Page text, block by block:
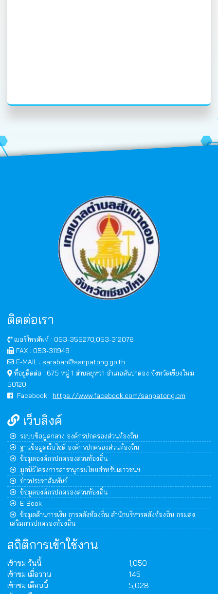
ติดต่อเรา
เบอร์โทรศัพท์ : 053-355270,053-312076
FAX : 053-311949
E-MAIL : saraban@sanpatong.go.th
ที่อยู่ติดต่อ : 675 หมู่ 1 ตำบลยุหว่า อำเภอสันป่าตอง จังหวัดเชียงใหม่
50120
Facebook : https://www.facebook.com/sanpatong.cm
เว็บลิงค์
ระบบข้อมูลกลาง องค์กรปกครองส่วนท้องถิ่น
ฐานข้อมูลเว็บไซต์ องค์กรปกครองส่วนท้องถิ่น
ข้อมูลองค์กรปกครองส่วนท้องถิ่น
มูลนิธิโครงการสารานุกรมไทยสำหรับเยาวชนฯ
ข่าวประชาสัมพันธ์
ข้อมูลองค์กรปกครองส่วนท้องถิ่น
E-Book
ข้อมูลด้านการเงิน การคลังท้องถิ่น สำนักบริหารคลังท้องถิ่น กรมส่ง
เสริมการปกครองท้องถิ่น
สถิติการเข้าใช้งาน
เข้าชม วันนี้
1,050
เข้าชม เมื่อวาน
145
เข้าชม เดือนนี้
5,028